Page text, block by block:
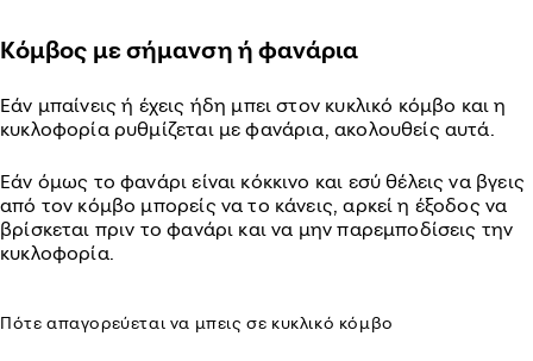
Kόμβος με σήμανση ή φανάρια
Εάν μπαίνεις ή έχεις ήδη μπει στον κυκλικό κόμβο και η
κυκλοφορία ρυθμίζεται με φανάρια, ακολουθείς αυτά.
Εάν όμως το φανάρι είναι κόκκινο και εσύ θέλεις να βγεις
από τον κόμβο μπορείς να το κάνεις, αρκεί η έξοδος να
βρίσκεται πριν το φανάρι και να μην παρεμποδίσεις την
κυκλοφορία.
Πότε απαγορεύεται να μπεις σε κυκλικό κόμβο